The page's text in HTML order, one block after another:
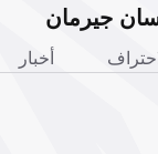
جيرمان
أخبار